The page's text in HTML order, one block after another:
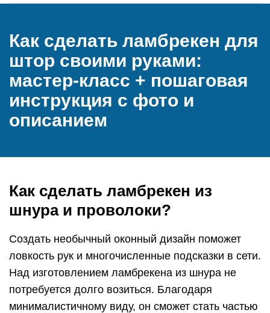
Как сделать ламбрекен для
штор своими руками:
мастер-класс + пошаговая
инструкция с фото и
описанием
Как сделать ламбрекен из
шнура и проволоки?
Создать необычный оконный дизайн поможет
ловкость рук и многочисленные подсказки в сети.
Над изготовлением ламбрекена из шнура не
потребуется долго возиться. Благодаря
минималистичному виду, он сможет стать частью